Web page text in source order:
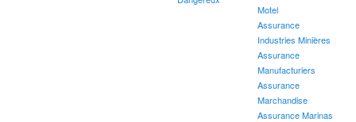
Motel
Assurance
Industries Minières
Assurance
Manufacturiers
Assurance
Marchandise
Assurance Marinas